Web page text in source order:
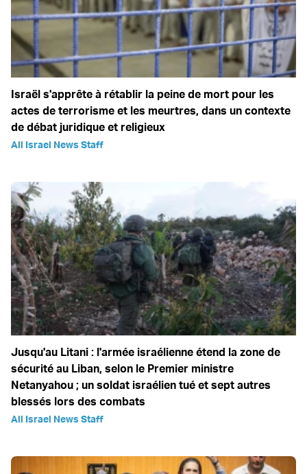
Israël s'apprête à rétablir la peine de mort pour les
actes de terrorisme et les meurtres, dans un contexte
de débat juridique et religieux
All Israel News Staff
Jusqu'au Litani : l'armée israélienne étend la zone de
sécurité au Liban, selon le Premier ministre
Netanyahou ; un soldat israélien tué et sept autres
blessés lors des combats
All Israel News Staff